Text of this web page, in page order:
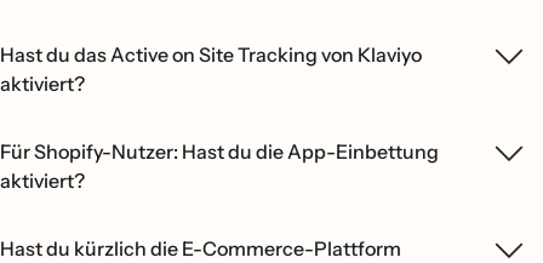
Hast du das Active on Site Tracking von Klaviyo
aktiviert?
Für Shopify-Nutzer: Hast du die App-Einbettung
aktiviert?
Hast du kürzlich die E-Commerce-Plattform